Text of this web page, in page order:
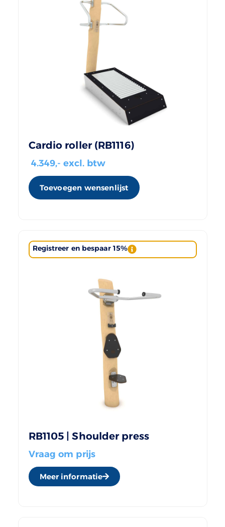
Cardio roller (RB1116)
4.349,- excl. btw
Toevoegen wensenlijst
Registreer en bespaar 15%
RB1105 | Shoulder press
Vraag om prijs
Meer informatie